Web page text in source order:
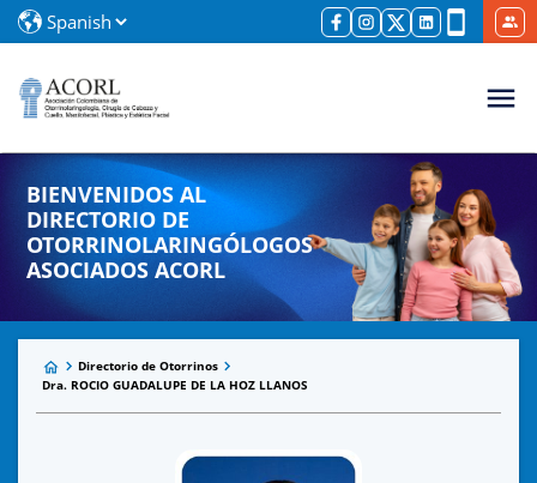
BIENVENIDOS AL
DIRECTORIO DE
OTORRINOLARINGÓLOGOS
ASOCIADOS ACORL
Directorio de Otorrinos
Dra. ROCIO GUADALUPE DE LA HOZ LLANOS